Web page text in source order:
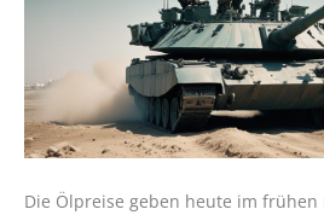
Die Ölpreise geben heute im